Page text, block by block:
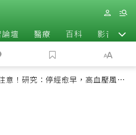
壇 醫療 百科 影音
意！研究：停經愈早，高血壓風險